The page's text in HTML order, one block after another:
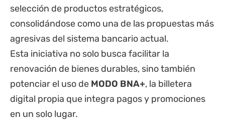
selección de productos estratégicos,
consolidándose como una de las propuestas más
agresivas del sistema bancario actual.
Esta iniciativa no solo busca facilitar la
renovación de bienes durables, sino también
potenciar el uso de MODO BNA+, la billetera
digital propia que integra pagos y promociones
en un solo lugar.